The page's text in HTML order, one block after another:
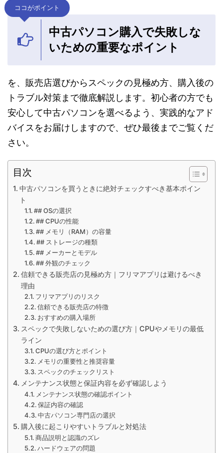
ココがポイント
中古パソコン購入で失敗しな
いための重要なポイント
を、販売店選びからスペックの見極め方、購入後の
トラブル対策まで徹底解説します。初心者の方でも
安心して中古パソコンを選べるよう、実践的なアド
バイスをお届けしますので、ぜひ最後までご覧くだ
さい。
目次
中古パソコンを買うときに絶対チェックすべき基本ポイン
ト
## OSの選択
## CPUの性能
## メモリ（RAM）の容量
## ストレージの種類
## メーカーとモデル
## 外観のチェック
信頼できる販売店の見極め方｜フリマアプリは避けるべき
理由
フリマアプリのリスク
信頼できる販売店の特徴
おすすめの購入場所
スペックで失敗しないための選び方｜CPUやメモリの最低
ライン
CPUの選び方とポイント
メモリの重要性と推奨容量
スペックのチェックリスト
メンテナンス状態と保証内容を必ず確認しよう
メンテナンス状態の確認ポイント
保証内容の確認
中古パソコン専門店の選択
購入後に起こりやすいトラブルと対処法
商品説明と認識のズレ
ハードウェアの問題